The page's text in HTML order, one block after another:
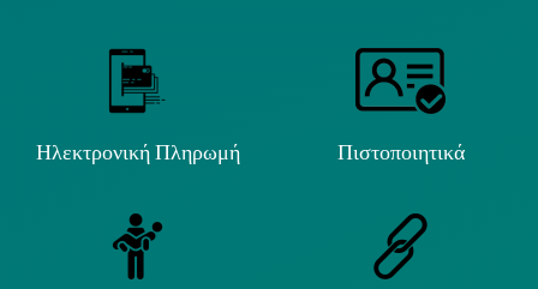
Ηλεκτρονική Πληρωμή Πιστοποιητικά